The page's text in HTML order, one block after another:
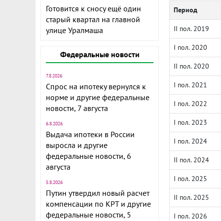
Готовится к сносу ещё один
старый квартал на главной
улице Уралмаша
Федеральные новости
7.8.2026
Спрос на ипотеку вернулся к
норме и другие федеральные
новости, 7 августа
6.8.2026
Выдача ипотеки в России
выросла и другие
федеральные новости, 6
августа
5.8.2026
Путин утвердил новый расчет
компенсации по КРТ и другие
федеральные новости, 5
Период
II пол. 2019
I пол. 2020
II пол. 2020
I пол. 2021
I пол. 2022
I пол. 2023
I пол. 2024
II пол. 2024
I пол. 2025
II пол. 2025
I пол. 2026